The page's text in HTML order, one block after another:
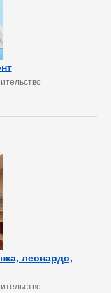
леонардо,